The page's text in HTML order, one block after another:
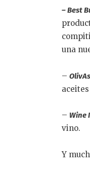
– Best
una
–
– Wine
vino.
Y